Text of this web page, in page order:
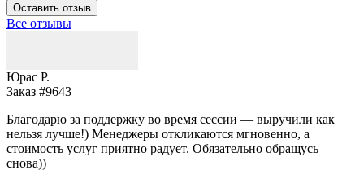
Оставить отзыв
Все отзывы
Юрас Р.
Заказ #9643
Благодарю за поддержку во время сессии — выручили как
нельзя лучше!) Менеджеры откликаются мгновенно, а
стоимость услуг приятно радует. Обязательно обращусь
снова))